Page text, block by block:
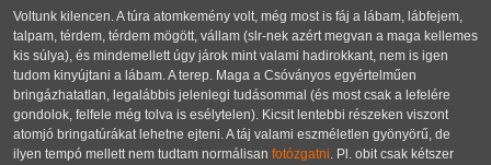
Voltunk kilencen. A túra atomkemény volt, még most is fáj a lábam, lábfejem,
talpam, térdem, térdem mögött, vállam (slr-nek azért megvan a maga kellemes
kis súlya), és mindemellett úgy járok mint valami hadirokkant, nem is igen
tudom kinyújtani a lábam. A terep. Maga a Csóványos egyértelműen
bringázhatatlan, legalábbis jelenlegi tudásommal (és most csak a lefelére
gondolok, felfele még tolva is esélytelen). Kicsit lentebbi részeken viszont
atomjó bringatúrákat lehetne ejteni. A táj valami eszméletlen gyönyörű, de
ilyen tempó mellett nem tudtam normálisan fotózgatni. Pl. obit csak kétszer